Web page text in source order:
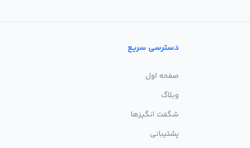
دسترسی سریع
صفحه اول
وبلاگ
شگفت انگیزها
پشتیبانی